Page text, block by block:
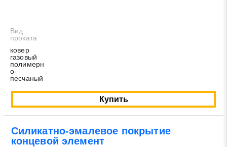
Вид
проката
ковер
газовый
полимерн
о-
песчаный
Купить
Силикатно-эмалевое покрытие
концевой элемент